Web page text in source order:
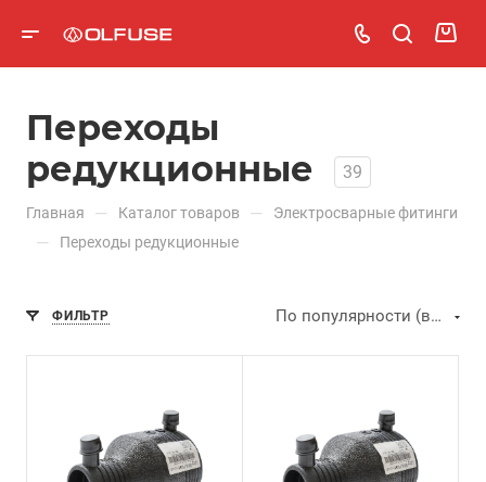
Переходы
редукционные
39
Главная — Каталог товаров — Электросварные фитинги
— Переходы редукционные
ФИЛЬТР По популярности (возрастание)